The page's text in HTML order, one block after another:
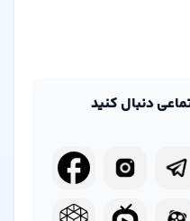
دنبال کنید